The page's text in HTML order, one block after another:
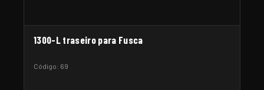
1300-L traseiro para Fusca
Código: 69